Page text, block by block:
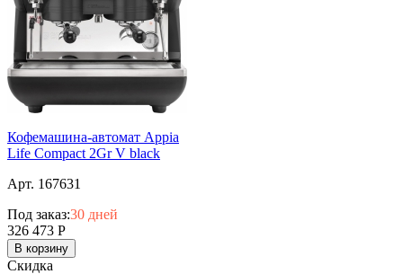
Кофемашина-автомат Appia
Life Compact 2Gr V black
Арт. 167631
Под заказ:30 дней
326 473 Р
В корзину
Скидка